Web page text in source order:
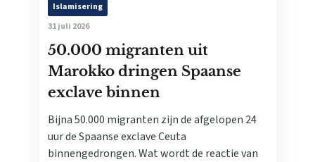
Islamisering
31 juli 2026
50.000 migranten uit
Marokko dringen Spaanse
exclave binnen
Bijna 50.000 migranten zijn de afgelopen 24
uur de Spaanse exclave Ceuta
binnengedrongen. Wat wordt de reactie van